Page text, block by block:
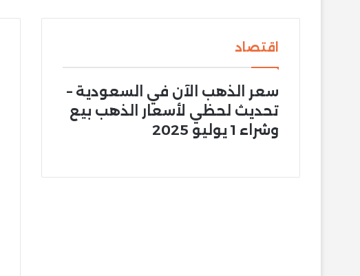
اقتصاد
سعر الذهب الآن في السعودية –
تحديث لحظي لأسعار الذهب بيع
وشراء 1 يوليو 2025